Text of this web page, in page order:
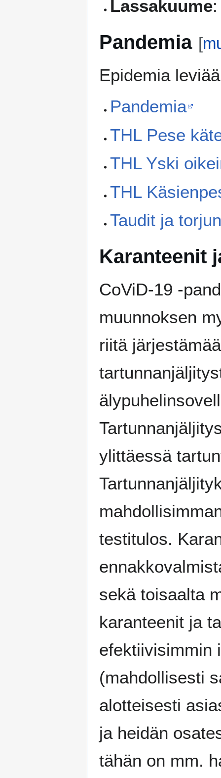
Lassakuume
Pandemia [
Epidemia
Pandemia
THL Pese
THL Yski
THL
Taudit ja
Karanteenit
CoViD-19 -
muunnoksen
riitä
ylittäessä
testitulos.
sekä toisaalta
karanteenit ja
efektiivisimmin
(mahdollisesti
alotteisesti
ja heidän
tähän on mm.